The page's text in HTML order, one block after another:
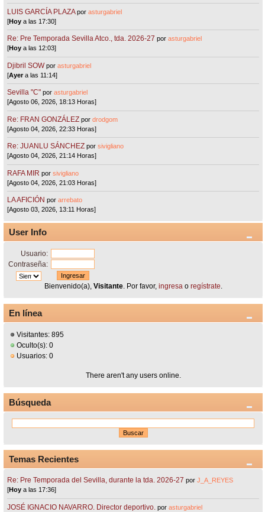
LUIS GARCÍA PLAZA porasturgabriel
[Hoy a las 17:30]
Re: Pre Temporada Sevilla Atco., tda. 2026-27 porasturgabriel
[Hoy a las 12:03]
Djibril SOW porasturgabriel
[Ayera las 11:14]
Sevilla "C"porasturgabriel
[Agosto 06, 2026, 18:13 Horas]
Re: FRAN GONZÁLEZ pordrodgom
[Agosto 04, 2026, 22:33 Horas]
Re: JUANLU SÁNCHEZ porsivigliano
[Agosto 04, 2026, 21:14 Horas]
RAFA MIR porsivigliano
[Agosto 04, 2026, 21:03 Horas]
LA AFICIÓN porarrebato
[Agosto 03, 2026, 13:11 Horas]
User Info
Usuario:
Contraseña:
Bienvenido(a), Visitante. Por favor, ingresao regístrate.
En línea
Visitantes: 895
Oculto(s): 0
Usuarios: 0
There aren't any users online.
Búsqueda
Temas Recientes
Re: Pre Temporada del Sevilla, durante la tda. 2026-27 porJ_A_REYES
[Hoy a las 17:36]
JOSÉ IGNACIO NAVARRO. Director deportivo. porasturgabriel